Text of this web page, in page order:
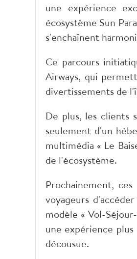
une expérience
écosystème Sun
s'enchaînent
Ce parcours
Airways, qui
divertissements de
De plus, les clients
seulement d'un
multimédia « Le
de l'écosystème.
Prochainement,
voyageurs
modèle « Vol-
une expérience
décousue.